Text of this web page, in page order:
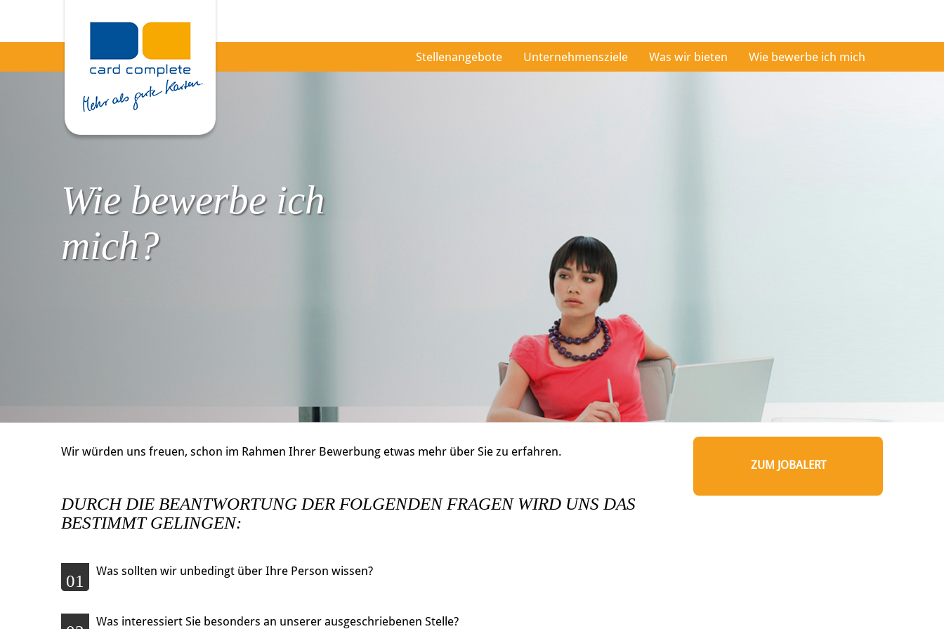
Stellenangebote Unternehmensziele Was wir bieten Wie bewerbe ich mich
Wie bewerbe ich
mich?
ZUM JOBALERT
Wir würden uns freuen, schon im Rahmen Ihrer Bewerbung etwas mehr über Sie zu erfahren.
DURCH DIE BEANTWORTUNG DER FOLGENDEN FRAGEN WIRD UNS DAS
BESTIMMT GELINGEN:
01
Was sollten wir unbedingt über Ihre Person wissen?
Was interessiert Sie besonders an unserer ausgeschriebenen Stelle?